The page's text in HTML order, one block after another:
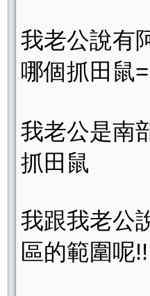
我老公說
哪個抓田鼠
我老公是
抓田鼠
我跟我老公
區的範圍呢!!